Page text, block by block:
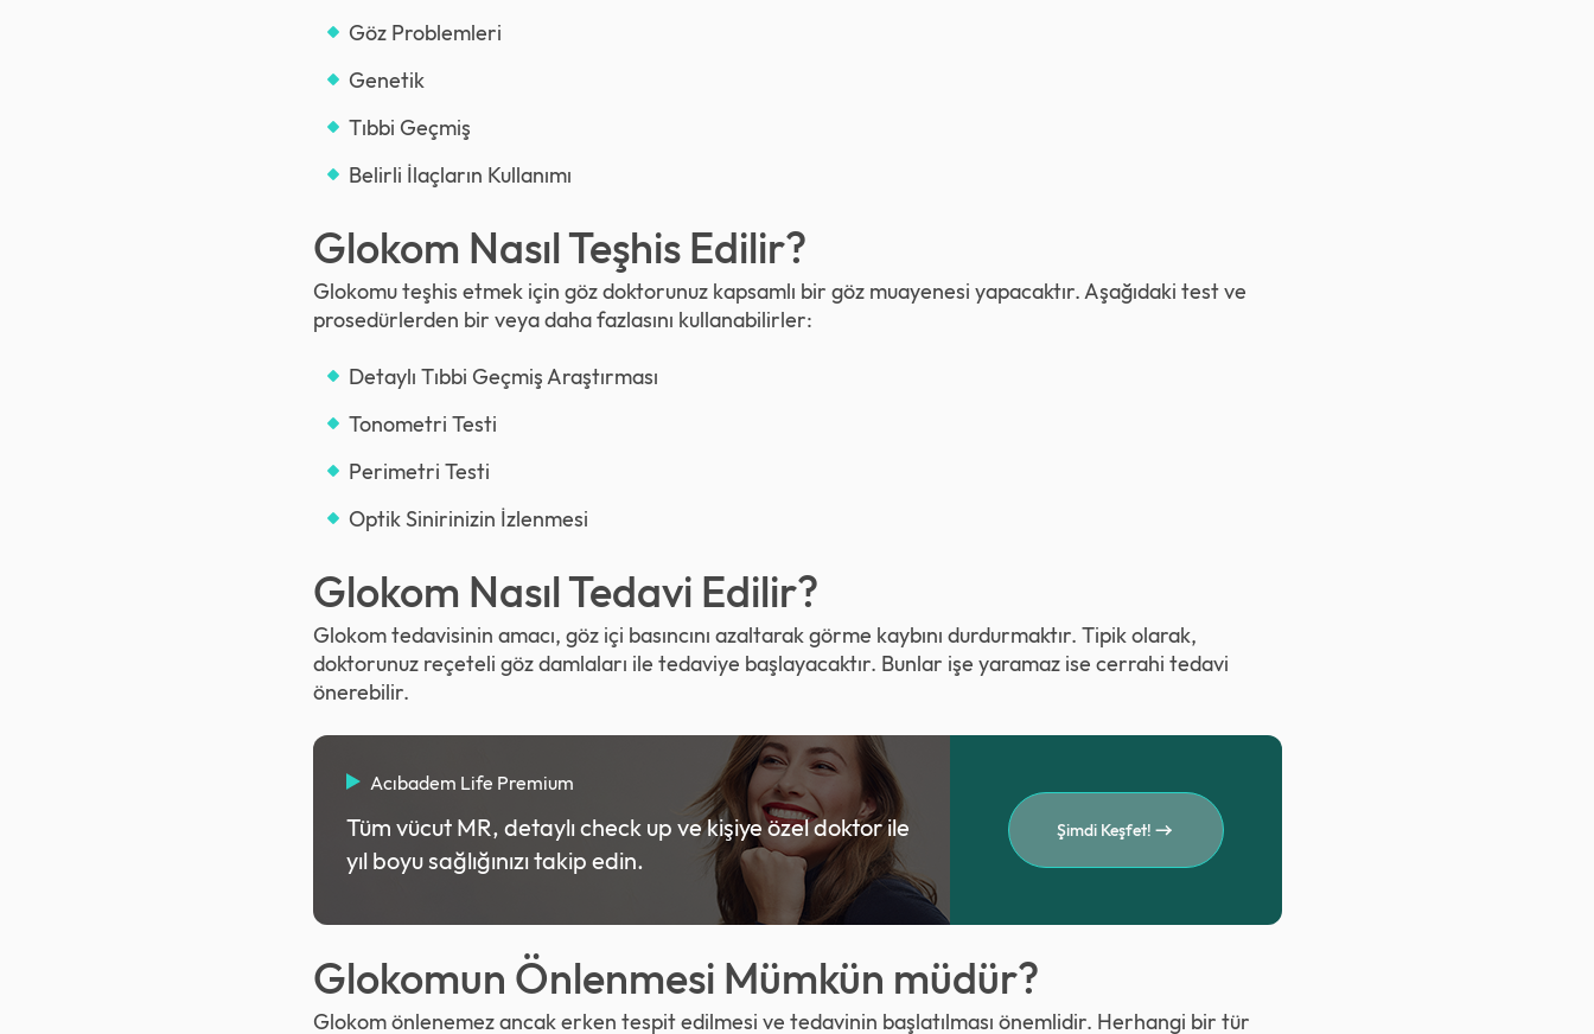
Göz Problemleri
Genetik
Tıbbi Geçmiş
Belirli İlaçların Kullanımı
Glokom Nasıl Teşhis Edilir?
Glokomu teşhis etmek için göz doktorunuz kapsamlı bir göz muayenesi yapacaktır. Aşağıdaki test ve
prosedürlerden bir veya daha fazlasını kullanabilirler:
Detaylı Tıbbi Geçmiş Araştırması
Tonometri Testi
Perimetri Testi
Optik Sinirinizin İzlenmesi
Glokom Nasıl Tedavi Edilir?
Glokom tedavisinin amacı, göz içi basıncını azaltarak görme kaybını durdurmaktır. Tipik olarak,
doktorunuz reçeteli göz damlaları ile tedaviye başlayacaktır. Bunlar işe yaramaz ise cerrahi tedavi
önerebilir.
Acıbadem Life Premium
Tüm vücut MR, detaylı check up ve kişiye özel doktor ile
yıl boyu sağlığınızı takip edin.
Şimdi Keşfet!
Glokomun Önlenmesi Mümkün müdür?
Glokom önlenemez ancak erken tespit edilmesi ve tedavinin başlatılması önemlidir. Herhangi bir tür